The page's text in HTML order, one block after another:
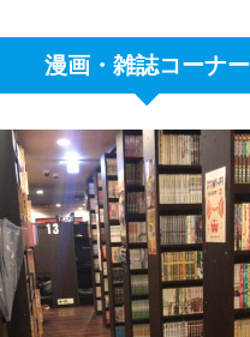
漫画・雑誌コーナー